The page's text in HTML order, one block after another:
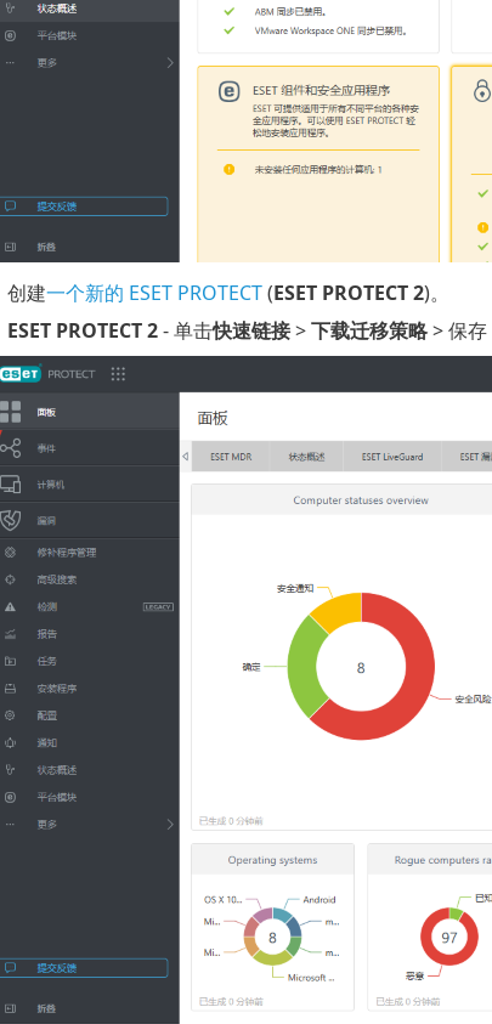
创建一个新的 ESET PROTECT(ESET PROTECT 2)。
ESET PROTECT 2- 单击快速链接>下载迁移策略> 保存